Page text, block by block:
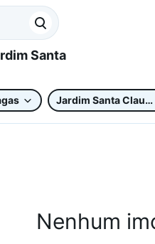
Jardim Santa
Nenhum